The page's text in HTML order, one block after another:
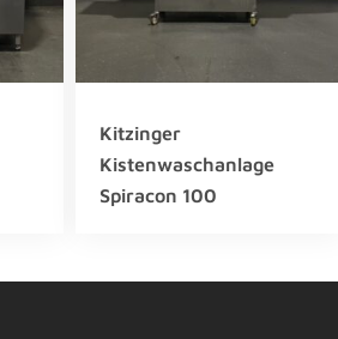
Kitzinger
Kistenwaschanlage
Spiracon 100